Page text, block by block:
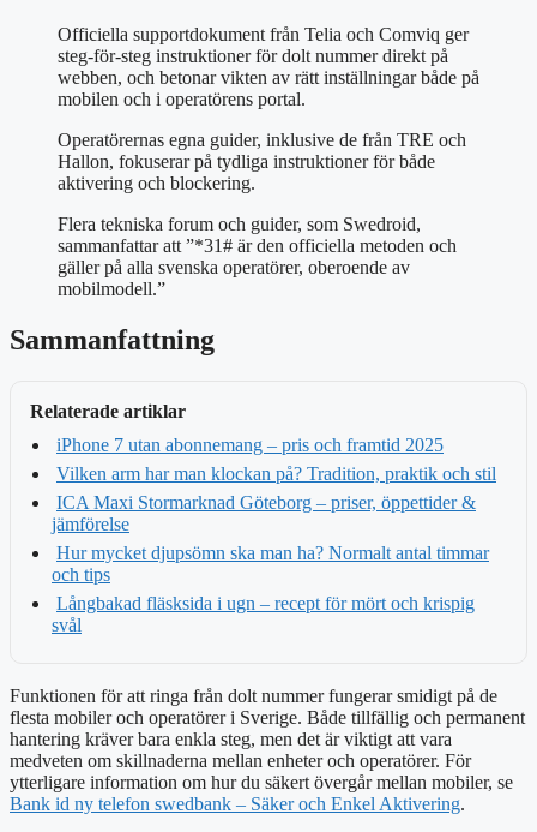
Officiella supportdokument från Telia och Comviq ger
steg-för-steg instruktioner för dolt nummer direkt på
webben, och betonar vikten av rätt inställningar både på
mobilen och i operatörens portal.
Operatörernas egna guider, inklusive de från TRE och
Hallon, fokuserar på tydliga instruktioner för både
aktivering och blockering.
Flera tekniska forum och guider, som Swedroid,
sammanfattar att ”*31# är den officiella metoden och
gäller på alla svenska operatörer, oberoende av
mobilmodell.”
Sammanfattning
Relaterade artiklar
iPhone 7 utan abonnemang – pris och framtid 2025
Vilken arm har man klockan på? Tradition, praktik och stil
ICA Maxi Stormarknad Göteborg – priser, öppettider &
jämförelse
Hur mycket djupsömn ska man ha? Normalt antal timmar
och tips
Långbakad fläsksida i ugn – recept för mört och krispig
svål
Funktionen för att ringa från dolt nummer fungerar smidigt på de
flesta mobiler och operatörer i Sverige. Både tillfällig och permanent
hantering kräver bara enkla steg, men det är viktigt att vara
medveten om skillnaderna mellan enheter och operatörer. För
ytterligare information om hur du säkert övergår mellan mobiler, se
Bank id ny telefon swedbank – Säker och Enkel Aktivering.